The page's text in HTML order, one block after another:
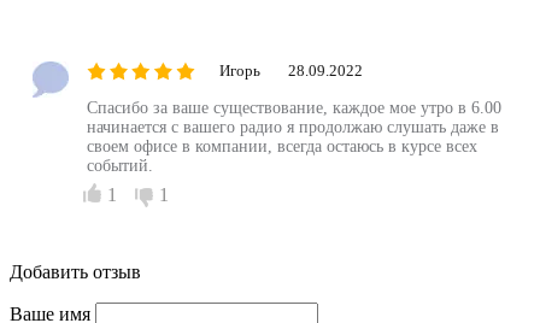
Игорь 28.09.2022
Спасибо за ваше существование, каждое мое утро в 6.00
начинается с вашего радио я продолжаю слушать даже в
своем офисе в компании, всегда остаюсь в курсе всех
событий.
1 1
Добавить отзыв
Ваше имя